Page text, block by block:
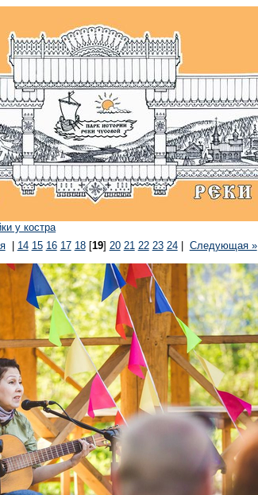
у костра
| 14 15 16 17 18[19] 20 21 22 23 24| Следующая »